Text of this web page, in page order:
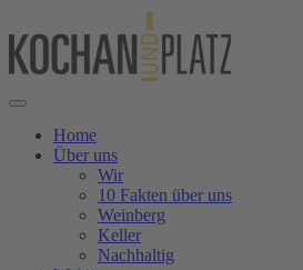
Home
Über uns
Wir
10 Fakten über uns
Weinberg
Keller
Nachhaltig